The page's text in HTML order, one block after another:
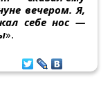
вечером. Я,
себе нос —
».